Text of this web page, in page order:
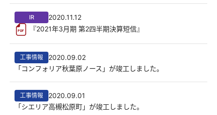
IR
2020.11.12
『2021年3月期 第2四半期決算短信』
工事情報
2020.09.02
「コンフォリア秋葉原ノース」が竣工しました。
工事情報
2020.09.01
「シエリア高槻松原町」が竣工しました。